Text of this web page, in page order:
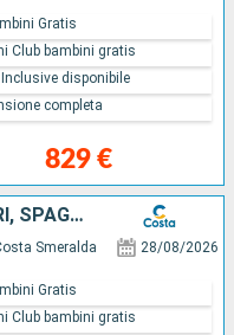
829 €
Gratis
Club bambini gratis
disponibile
completa
ITALIA, FRANCIA, ISOLE BALEARI, SPAGNA
Smeralda 28/08/2026
Gratis
Club bambini gratis